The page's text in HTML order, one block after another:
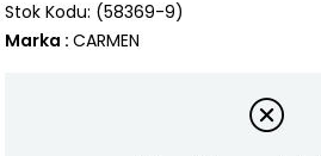
(58369-9)
Marka : CARMEN